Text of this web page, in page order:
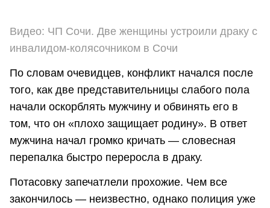
Видео: ЧП Сочи. Две женщины устроили драку с
инвалидом-колясочником в Сочи
По словам очевидцев, конфликт начался после
того, как две представительницы слабого пола
начали оскорблять мужчину и обвинять его в
том, что он «плохо защищает родину». В ответ
мужчина начал громко кричать — словесная
перепалка быстро переросла в драку.
Потасовку запечатлели прохожие. Чем все
закончилось — неизвестно, однако полиция уже